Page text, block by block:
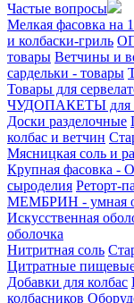
Частые вопросы
Мелкая фасовка на
и колбаски-гриль
товары Ветчины и
сардельки - товары
Товары для
ЧУДОПАКЕТЫ для
Доски разделочные
колбас и ветчин
Мясницкая соль и
Крупная фасовка -
сыроделия Реторт-
МЕМБРИН - умная
Искусственная
оболочка
Нитритная соль
Цитратные
Добавки для колбас
колбасников